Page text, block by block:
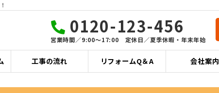
0120-123-456
営業時間／9:00〜17:00 定休日／夏季休暇・年末年始
工事の流れ リフォームQ＆A 会社案内